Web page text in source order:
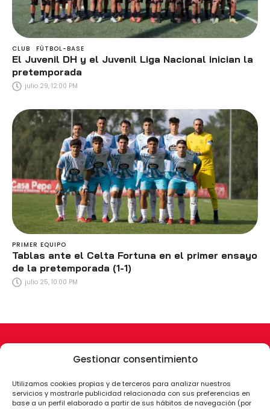
Gestionar consentimiento
Utilizamos cookies propias y de terceros para analizar nuestros
servicios y mostrarle publicidad relacionada con sus preferencias en
base a un perfil elaborado a partir de sus hábitos de navegación (por
CLUB FÚTBOL-BASE
El Juvenil DH y el Juvenil Liga Nacional inician la
pretemporada
julio 29, 12:00 PM
PRIMER EQUIPO
Tablas ante el Celta Fortuna en el primer ensayo
de la pretemporada (1-1)
julio 25, 10:00 PM